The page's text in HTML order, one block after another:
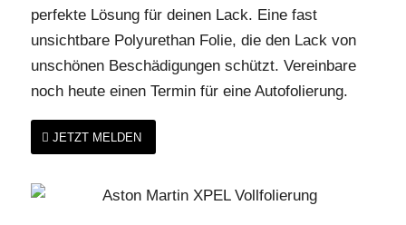
perfekte Lösung für deinen Lack. Eine fast
unsichtbare Polyurethan Folie, die den Lack von
unschönen Beschädigungen schützt. Vereinbare
noch heute einen Termin für eine Autofolierung.
JETZT MELDEN